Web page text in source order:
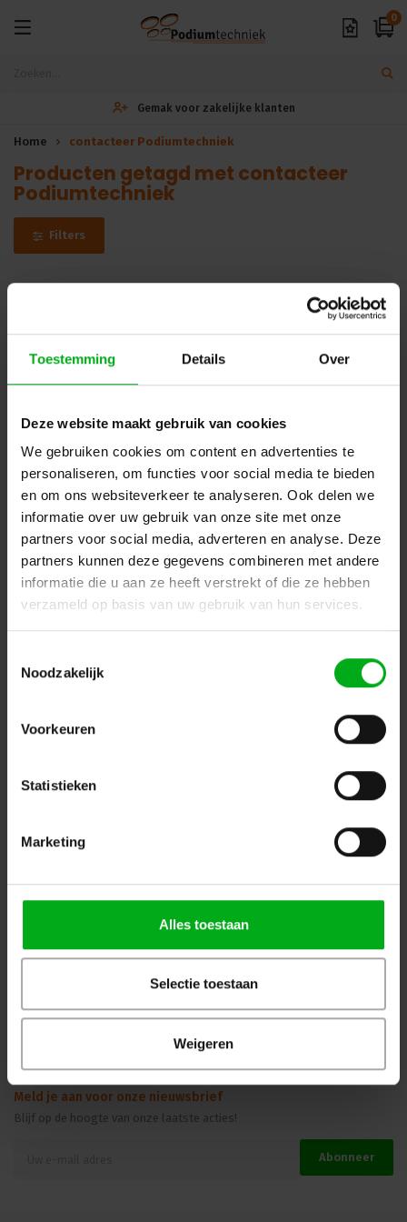
Toestemming Details Over
Deze website maakt gebruik van cookies
We gebruiken cookies om content en advertenties te
personaliseren, om functies voor social media te bieden
en om ons websiteverkeer te analyseren. Ook delen we
informatie over uw gebruik van onze site met onze
partners voor social media, adverteren en analyse. Deze
partners kunnen deze gegevens combineren met andere
informatie die u aan ze heeft verstrekt of die ze hebben
verzameld op basis van uw gebruik van hun services.
Noodzakelijk
Voorkeuren
Statistieken
Marketing
Alles toestaan
Selectie toestaan
Weigeren
0
Gemak voor zakelijke klanten
Home contacteer Podiumtechniek
Producten getagd met contacteer
Podiumtechniek
Filters
helpen u graag verder met zoeken! Mail uw vraag naar
info@podiumtechniek.nlof probeer een van onze andere
Terug naar vorige pagina
Dé specialist podiumtechniek; van schets naar uitvoering
Zaandam
+ 31 85 40 15 92 9
info@podiumtechniek.nl
Volg ons op Twitter
Stuur ons een bericht
Over Podiumtechniek
Mijn Account
Meld je aan voor onze nieuwsbrief
Blijf op de hoogte van onze laatste acties!
Abonneer